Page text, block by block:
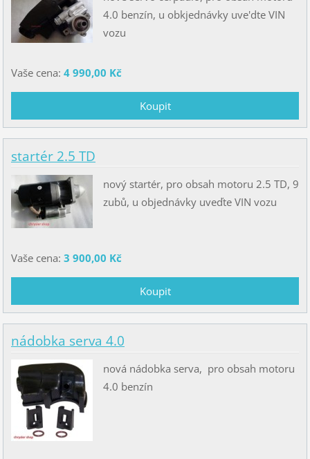
4.0 benzín, u obkjednávky uve'dte VIN
vozu
Vaše cena: 4 990,00 Kč
startér 2.5 TD
nový startér, pro obsah motoru 2.5 TD, 9
zubů, u objednávky uveďte VIN vozu
Vaše cena: 3 900,00 Kč
nádobka serva 4.0
nová nádobka serva, pro obsah motoru
4.0 benzín